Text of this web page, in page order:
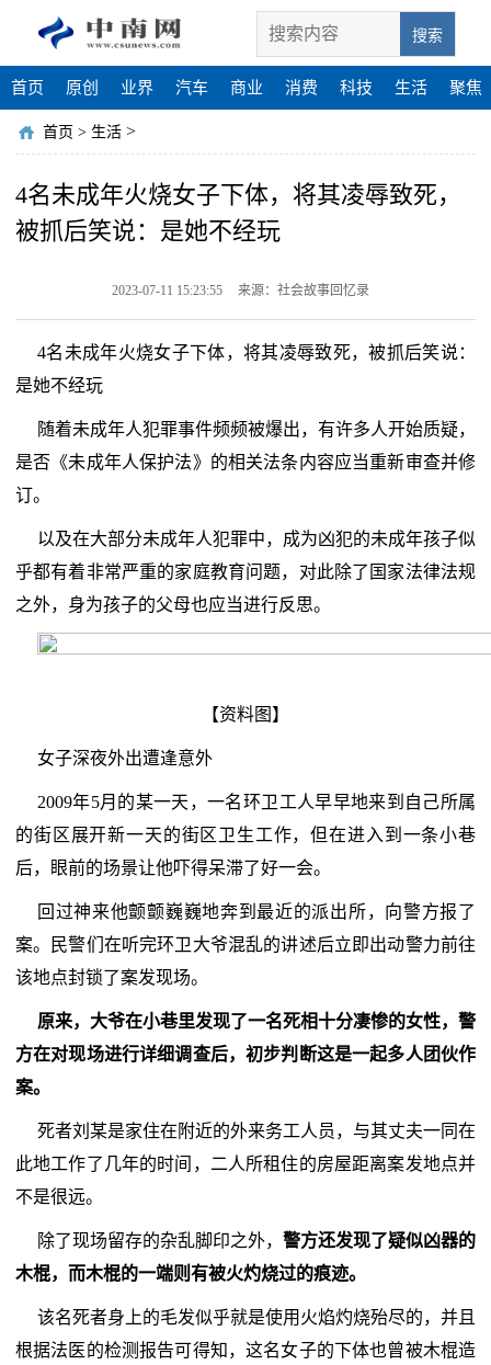
搜索
首页 原创 业界 汽车 商业 消费 科技 生活 聚焦
首页 > 生活 >
4名未成年火烧女子下体，将其凌辱致死，
被抓后笑说：是她不经玩
2023-07-11 15:23:55 来源：社会故事回忆录
4名未成年火烧女子下体，将其凌辱致死，被抓后笑说：
是她不经玩
随着未成年人犯罪事件频频被爆出，有许多人开始质疑，
是否《未成年人保护法》的相关法条内容应当重新审查并修
订。
以及在大部分未成年人犯罪中，成为凶犯的未成年孩子似
乎都有着非常严重的家庭教育问题，对此除了国家法律法规
之外，身为孩子的父母也应当进行反思。
【资料图】
女子深夜外出遭逢意外
2009年5月的某一天，一名环卫工人早早地来到自己所属
的街区展开新一天的街区卫生工作，但在进入到一条小巷
后，眼前的场景让他吓得呆滞了好一会。
回过神来他颤颤巍巍地奔到最近的派出所，向警方报了
案。民警们在听完环卫大爷混乱的讲述后立即出动警力前往
该地点封锁了案发现场。
原来，大爷在小巷里发现了一名死相十分凄惨的女性，警
方在对现场进行详细调查后，初步判断这是一起多人团伙作
案。
死者刘某是家住在附近的外来务工人员，与其丈夫一同在
此地工作了几年的时间，二人所租住的房屋距离案发地点并
不是很远。
除了现场留存的杂乱脚印之外， 警方还发现了疑似凶器的
木棍，而木棍的一端则有被火灼烧过的痕迹。
该名死者身上的毛发似乎就是使用火焰灼烧殆尽的，并且
根据法医的检测报告可得知，这名女子的下体也曾被木棍造